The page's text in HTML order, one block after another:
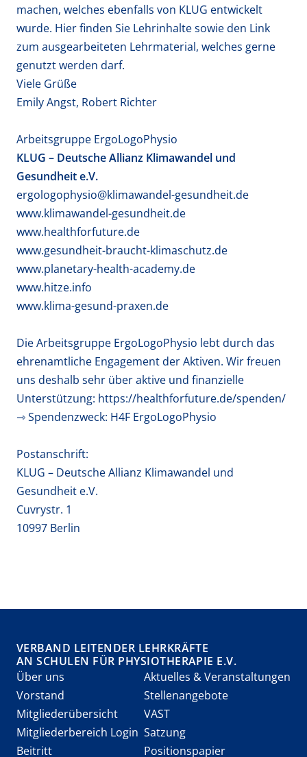
machen, welches ebenfalls von KLUG entwickelt
wurde. Hierfinden Sie Lehrinhalte sowie den Link
zum ausgearbeiteten Lehrmaterial, welches gerne
genutzt werden darf.
Viele Grüße
Emily Angst, Robert Richter
Arbeitsgruppe ErgoLogoPhysio
KLUG – Deutsche Allianz Klimawandel und
Gesundheit e.V.
ergologophysio@klimawandel-gesundheit.de
www.klimawandel-gesundheit.de
www.healthforfuture.de
www.gesundheit-braucht-klimaschutz.de
www.planetary-health-academy.de
www.hitze.info
www.klima-gesund-praxen.de
Die Arbeitsgruppe ErgoLogoPhysio lebt durch das
ehrenamtliche Engagement der Aktiven. Wir freuen
uns deshalb sehr über aktive und finanzielle
Unterstützung: https://healthforfuture.de/spenden/
⇾Spendenzweck: H4F ErgoLogoPhysio
Postanschrift:
KLUG – Deutsche Allianz Klimawandel und
Gesundheit e.V.
Cuvrystr. 1
10997 Berlin
VERBAND LEITENDER LEHRKRÄFTE
AN SCHULEN FÜR PHYSIOTHERAPIE E.V.
Über uns
Vorstand
Mitgliederübersicht
Mitgliederbereich Login
Beitritt
Aktuelles & Veranstaltungen
Stellenangebote
VAST
Satzung
Positionspapier